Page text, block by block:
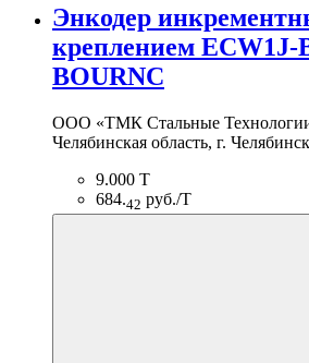
Энкодер
креплением ECW1J-
BOURNC
ООО «ТМК Стальные
Челябинская область, г. Челябинск
9.000 Т
684.42 руб./Т